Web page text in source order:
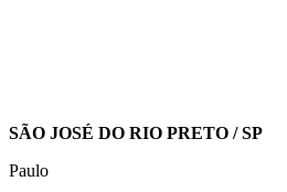
SÃO JOSÉ DO RIO PRETO / SP
Paulo